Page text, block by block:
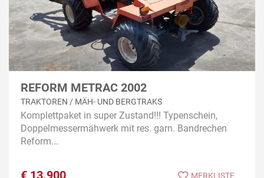
REFORM METRAC 2002
TRAKTOREN / MÄH- UND BERGTRAKS
Komplettpaket in super Zustand!!! Typenschein,
Doppelmessermähwerk mit res. garn. Bandrechen
Reform...
MERKLISTE